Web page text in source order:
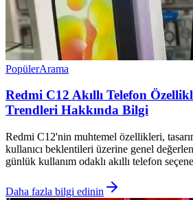
PopülerArama
Redmi C12 Akıllı Telefon
Trendleri Hakkında Bilgi
Redmi C12'nin muhtemel özellikleri,
kullanıcı beklentileri üzerine genel
günlük kullanım odaklı akıllı telefon
Daha fazla bilgi edinin